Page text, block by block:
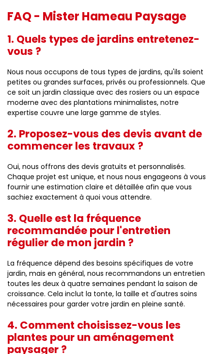
FAQ - Mister Hameau Paysage
1. Quels types de jardins entretenez-
vous ?
Nous nous occupons de tous types de jardins, qu'ils soient
petites ou grandes surfaces, privés ou professionnels. Que
ce soit un jardin classique avec des rosiers ou un espace
moderne avec des plantations minimalistes, notre
expertise couvre une large gamme de styles.
2. Proposez-vous des devis avant de
commencer les travaux ?
Oui, nous offrons des devis gratuits et personnalisés.
Chaque projet est unique, et nous nous engageons à vous
fournir une estimation claire et détaillée afin que vous
sachiez exactement à quoi vous attendre.
3. Quelle est la fréquence
recommandée pour l'entretien
régulier de mon jardin ?
La fréquence dépend des besoins spécifiques de votre
jardin, mais en général, nous recommandons un entretien
toutes les deux à quatre semaines pendant la saison de
croissance. Cela inclut la tonte, la taille et d'autres soins
nécessaires pour garder votre jardin en pleine santé.
4. Comment choisissez-vous les
plantes pour un aménagement
paysager ?